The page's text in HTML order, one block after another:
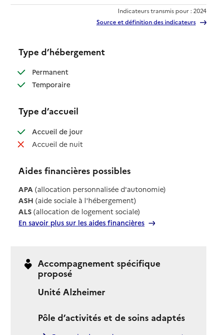
Indicateurs transmis pour : 2024
Source et définition des indicateurs
Type d’hébergement
Permanent: disponible
Temporaire: disponible
Type d’accueil
Accueil de jour: disponible
Accueil de nuit: non disponible
Aides financières possibles
APA (allocation personnalisée d'autonomie)
ASH (aide sociale à l'hébergement)
ALS (allocation de logement sociale)
En savoir plus sur les aides financières
Accompagnement spécifique
proposé
Unité Alzheimer
Pôle d’activités et de soins adaptés